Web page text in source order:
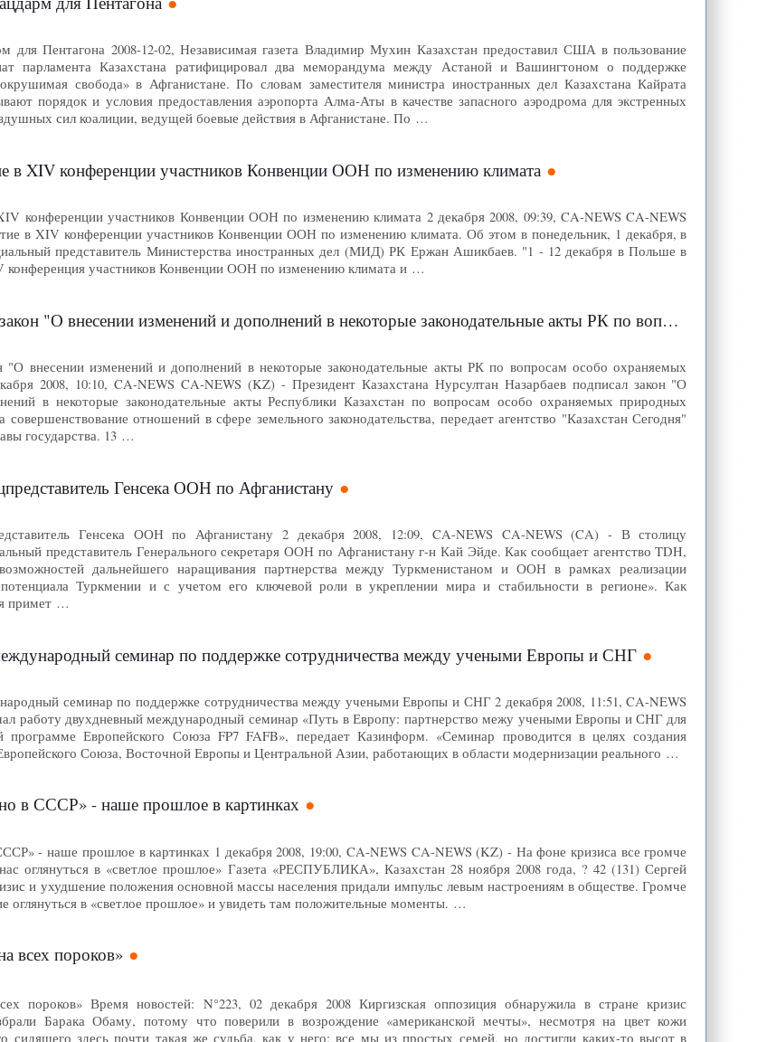
для Пентагона 2008-12-02, Независимая газета Владимир Мухин Казахстан предоставил США в пользование
парламента Казахстана ратифицировал два меморандума между Астаной и Вашингтоном о поддержке
свобода» в Афганистане. По словам заместителя министра иностранных дел Казахстана Кайрата
порядок и условия предоставления аэропорта Алма-Аты в качестве запасного аэродрома для экстренных
сил коалиции, ведущей боевые действия в Афганистане. По …
в XIV конференции участников Конвенции ООН по изменению климата
конференции участников Конвенции ООН по изменению климата 2 декабря 2008, 09:39, CA-NEWS CA-NEWS
в XIV конференции участников Конвенции ООН по изменению климата. Об этом в понедельник, 1 декабря, в
представитель Министерства иностранных дел (МИД) РК Ержан Ашикбаев. "1 - 12 декабря в Польше в
конференция участников Конвенции ООН по изменению климата и …
изменений и дополнений в некоторые законодательные акты РК по вопросам особо охраняемых природных территорий"
"О внесении изменений и дополнений в некоторые законодательные акты РК по вопросам особо охраняемых
2008, 10:10, CA-NEWS CA-NEWS (KZ) - Президент Казахстана Нурсултан Назарбаев подписал закон "О
в некоторые законодательные акты Республики Казахстан по вопросам особо охраняемых природных
отношений в сфере земельного законодательства, передает агентство "Казахстан Сегодня"
государства. 13 …
Генсека ООН по Афганистану
Генсека ООН по Афганистану 2 декабря 2008, 12:09, CA-NEWS CA-NEWS (CA) - В столицу
представитель Генерального секретаря ООН по Афганистану г-н Кай Эйде. Как сообщает агентство TDH,
дальнейшего наращивания партнерства между Туркменистаном и ООН в рамках реализации
потенциала Туркмении и с учетом его ключевой роли в укреплении мира и стабильности в регионе». Как
примет …
семинар по поддержке сотрудничества между учеными Европы и СНГ
семинар по поддержке сотрудничества между учеными Европы и СНГ 2 декабря 2008, 11:51, CA-NEWS
работу двухдневный международный семинар «Путь в Европу: партнерство межу учеными Европы и СНГ для
Европейского Союза FP7 FAFB», передает Казинформ. «Семинар проводится в целях создания
Союза, Восточной Европы и Центральной Азии, работающих в области модернизации реального …
в СССР» - наше прошлое в картинках
- наше прошлое в картинках 1 декабря 2008, 19:00, CA-NEWS CA-NEWS (KZ) - На фоне кризиса все громче
оглянуться в «светлое прошлое» Газета «РЕСПУБЛИКА», Казахстан 28 ноября 2008 года, ? 42 (131) Сергей
и ухудшение положения основной массы населения придали импульс левым настроениям в обществе. Громче
оглянуться в «светлое прошлое» и увидеть там положительные моменты. …
всех пороков»
пороков» Время новостей: N°223, 02 декабря 2008 Киргизская оппозиция обнаружила в стране кризис
Барака Обаму, потому что поверили в возрождение «американской мечты», несмотря на цвет кожи
здесь почти такая же судьба, как у него: все мы из простых семей, но достигли каких-то высот в